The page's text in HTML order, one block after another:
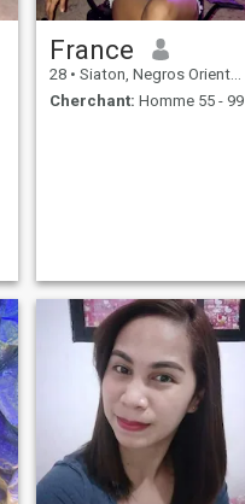
France
28 • Siaton, Negros Oriental, Philippines
Cherchant: Homme 55 - 99